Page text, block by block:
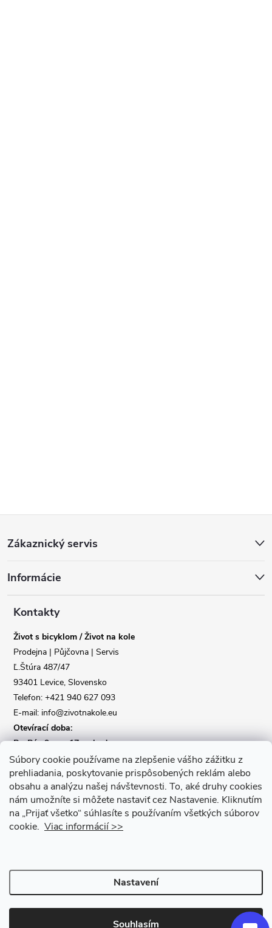
Súbory cookie používame na zlepšenie vášho zážitku z
prehliadania, poskytovanie prispôsobených reklám alebo
obsahu a analýzu našej návštevnosti. To, aké druhy cookies
nám umožníte si môžete nastaviť cez Nastavenie. Kliknutím
na „Prijať všetko“ súhlasíte s používaním všetkých súborov
cookie. Viac informácií >>
Nastavení
Souhlasím
p
Zákaznický servis
Informácie
Kontakty
Život s bicyklom / Život na kole
Prodejna | Půjčovna | Servis
Ľ.Štúra 487/47
93401 Levice, Slovensko
Telefon: +421 940 627 093
E-mail: info@zivotnakole.eu
Otevírací doba:
Po-Pá : 9,oo - 17,oo hod
So : 9,oo - 12,oo | Ne : Zavřeno
Kontaktní formulář
Copyright 2026Život na kole. Všechna práva vyhrazena.Upravit
nastavení cookies